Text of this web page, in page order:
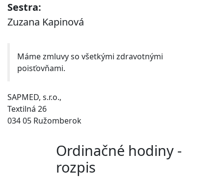
Sestra:
Zuzana Kapinová
Máme zmluvy so všetkými zdravotnými
poisťovňami.
SAPMED, s.r.o.,
Textilná 26
034 05 Ružomberok
Ordinačné hodiny -
rozpis